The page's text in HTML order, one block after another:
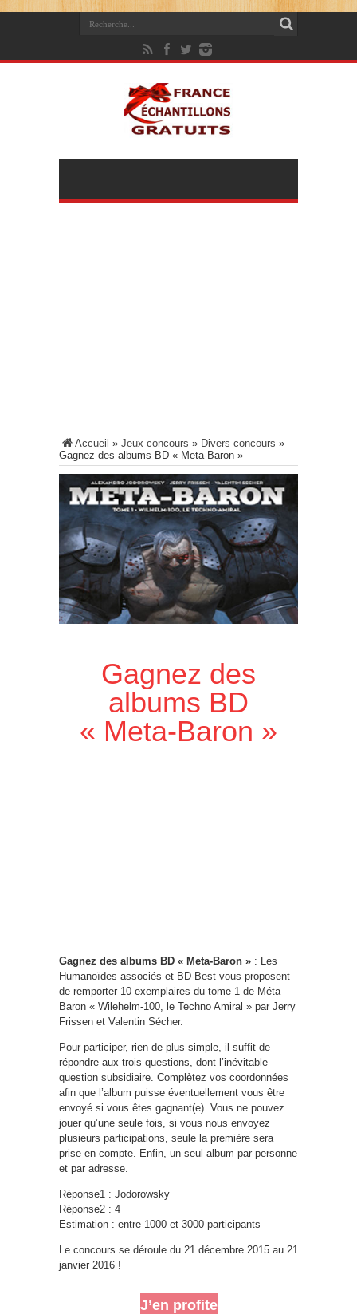
Accueil » Jeux concours » Divers concours »
Gagnez des albums BD « Meta-Baron »
Gagnez des
albums BD
« Meta-Baron »
Gagnez des albums BD « Meta-Baron » : Les
Humanoïdes associés et BD-Best vous proposent
de remporter 10 exemplaires du tome 1 de Méta
Baron « Wilehelm-100, le Techno Amiral » par Jerry
Frissen et Valentin Sécher.
Pour participer, rien de plus simple, il suffit de
répondre aux trois questions, dont l’inévitable
question subsidiaire. Complètez vos coordonnées
afin que l’album puisse éventuellement vous être
envoyé si vous êtes gagnant(e). Vous ne pouvez
jouer qu’une seule fois, si vous nous envoyez
plusieurs participations, seule la première sera
prise en compte. Enfin, un seul album par personne
et par adresse.
Réponse1 : Jodorowsky
Réponse2 : 4
Estimation : entre 1000 et 3000 participants
Le concours se déroule du 21 décembre 2015 au 21
janvier 2016 !
J’en profite